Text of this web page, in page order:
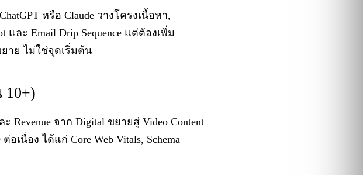
หรือ Claude วางโครงเนื้อหา,
และ Email Drip Sequence แต่ต้องเพิ่ม
าย ไม่ใช่จุดเริ่มต้น
10+)
Revenue จาก Digital ขยายสู่ Video Content
อเนื่อง ได้แก่ Core Web Vitals, Schema